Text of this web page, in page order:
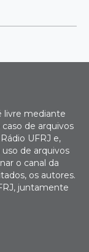
livre mediante
de arquivos
UFRJ e,
de arquivos
o canal da
os autores.
juntamente